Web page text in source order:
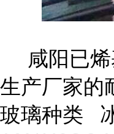
咸阳已烯
生产厂家的
玻璃种类